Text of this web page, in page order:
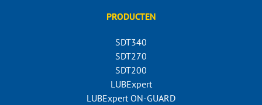
PRODUCTEN
SDT340
SDT270
SDT200
LUBExpert
LUBExpert ON-GUARD